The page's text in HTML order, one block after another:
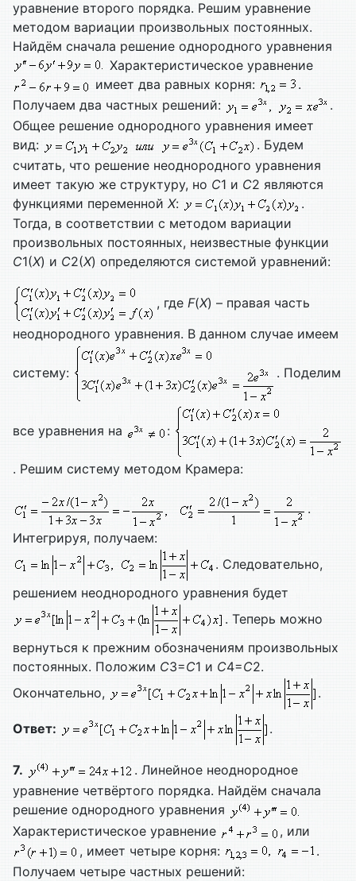
уравнение второго порядка. Решим уравнение
методом вариации произвольных постоянных.
Найдём сначала решение однородного уравнения
Характеристическое уравнение
имеет два равных корня:
.
Получаем два частных решений:
.
Общее решение однородного уравнения имеет
вид:
. Будем
считать, что решение неоднородного уравнения
имеет такую же структуру, но С1 и С2 являются
функциями переменной Х:
.
Тогда, в соответствии с методом вариации
произвольных постоянных, неизвестные функции
С1(Х) и С2(Х) определяются системой уравнений:
, где F(X) – правая часть
неоднородного уравнения. В данном случае имеем
систему: . Поделим
все уравнения на :
. Решим систему методом Крамера:
.
Интегрируя, получаем:
. Следовательно,
решением неоднородного уравнения будет
. Теперь можно
вернуться к прежним обозначениям произвольных
постоянных. Положим С3=С1 и С4=С2.
Окончательно,
.
Ответ: .
7.
. Линейное неоднородное
уравнение четвёртого порядка. Найдём сначала
решение однородного уравнения
Характеристическое уравнение
, или
, имеет четыре корня:
.
Получаем четыре частных решений: